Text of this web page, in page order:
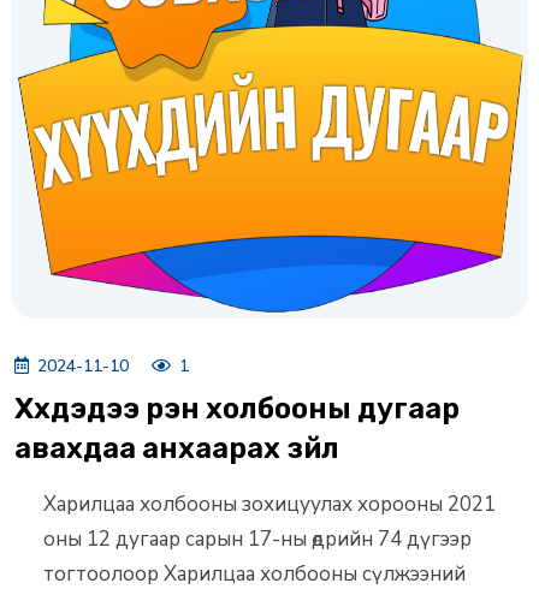
2024-11-10 1
Хүүхдэдээ үүрэн холбооны дугаар
авахдаа анхаарах зүйл
Харилцаа холбооны зохицуулах хорооны 2021
оны 12 дугаар сарын 17-ны өдрийн 74 дүгээр
тогтоолоор Харилцаа холбооны сүлжээний